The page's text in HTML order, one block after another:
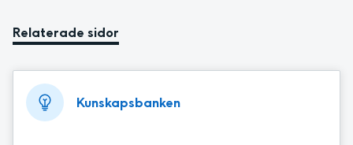
Relaterade sidor
Kunskapsbanken